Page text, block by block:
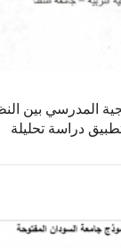
المدرسي بين
دراسة تحليلة